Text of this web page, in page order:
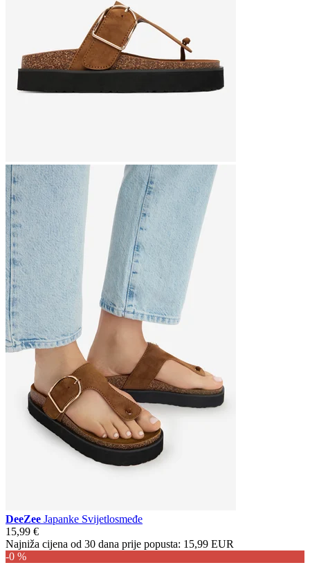
DeeZee Japanke Svijetlosmeđe
15,99 €
Najniža cijena od 30 dana prije popusta: 15,99 EUR
-0 %